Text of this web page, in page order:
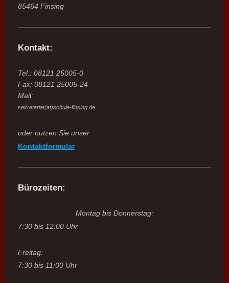
85464 Finsing
Kontakt:
Tel.: 08121 25005-0
Fax: 08121 25005-24
Mail:
sekretariat(at)schule-finsing.de
oder nutzen Sie unser
Kontaktformular
Bürozeiten:
Montag bis Donnerstag:
7:30 bis 12:00 Uhr
Freitag:
7:30 bis 11:00 Uhr